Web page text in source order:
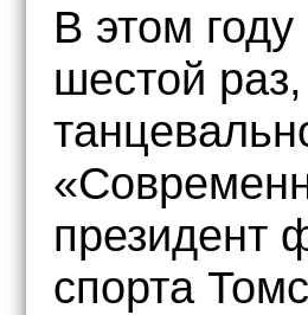
В этом
шестой
президент
спорта